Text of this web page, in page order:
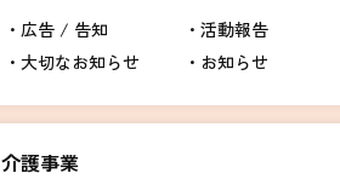
広告 / 告知 活動報告
大切なお知らせ
お知らせ
介護事業